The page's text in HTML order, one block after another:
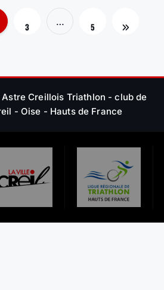
P
G
I
N
A
T
I
3 … 5
Creillois Triathlon - club de
- Oise - Hauts de France